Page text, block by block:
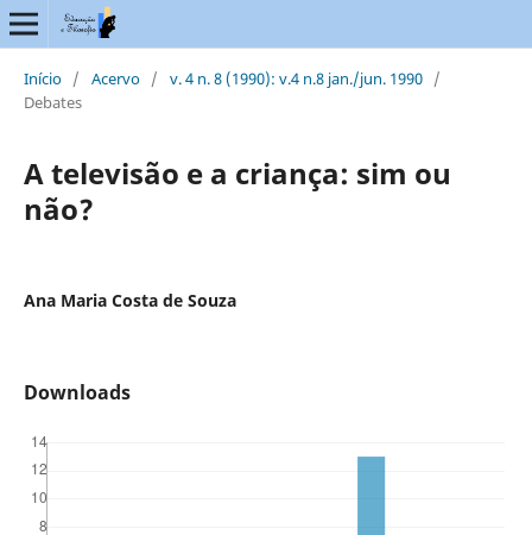
Início / Acervo / v. 4 n. 8 (1990): v.4 n.8 jan./jun. 1990 /
Debates
A televisão e a criança: sim ou
não?
Ana Maria Costa de Souza
Downloads